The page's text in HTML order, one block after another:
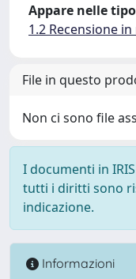
Appare nelle
1.2 Recensione
File in questo
Non ci sono file
I documenti in
tutti i diritti sono
indicazione.
Informazioni